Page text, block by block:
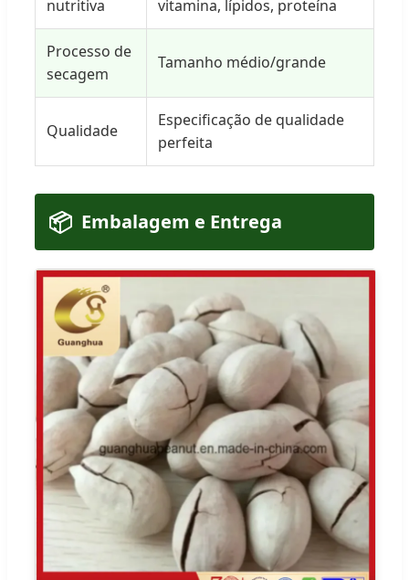
nutritiva vitamina, lípidos, proteína
Processo de
secagem
Tamanho médio/grande
Qualidade
Especificação de qualidade
perfeita
📦 Embalagem e Entrega